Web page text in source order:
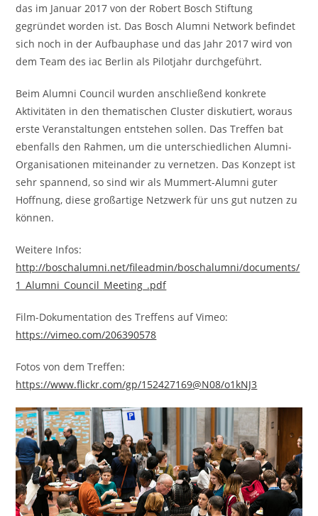
das im Januar 2017 von der Robert Bosch Stiftung
gegründet worden ist. Das Bosch Alumni Network befindet
sich noch in der Aufbauphase und das Jahr 2017 wird von
dem Team des iac Berlin als Pilotjahr durchgeführt.
Beim Alumni Council wurden anschließend konkrete
Aktivitäten in den thematischen Cluster diskutiert, woraus
erste Veranstaltungen entstehen sollen. Das Treffen bat
ebenfalls den Rahmen, um die unterschiedlichen Alumni-
Organisationen miteinander zu vernetzen. Das Konzept ist
sehr spannend, so sind wir als Mummert-Alumni guter
Hoffnung, diese großartige Netzwerk für uns gut nutzen zu
können.
Weitere Infos:
http://boschalumni.net/fileadmin/boschalumni/documents/
1_Alumni_Council_Meeting_.pdf
Film-Dokumentation des Treffens auf Vimeo:
https://vimeo.com/206390578
Fotos von dem Treffen:
https://www.flickr.com/gp/152427169@N08/o1kNJ3